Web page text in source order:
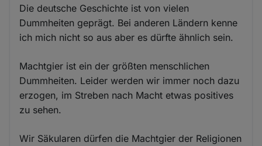
Die deutsche Geschichte ist von vielen
Dummheiten geprägt. Bei anderen Ländern kenne
ich mich nicht so aus aber es dürfte ähnlich sein.
Machtgier ist ein der größten menschlichen
Dummheiten. Leider werden wir immer noch dazu
erzogen, im Streben nach Macht etwas positives
zu sehen.
Wir Säkularen dürfen die Machtgier der Religionen